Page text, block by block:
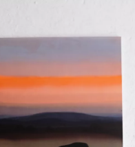
est vide.
Shop